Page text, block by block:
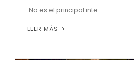
No es el principal inte...
LEER MÁS